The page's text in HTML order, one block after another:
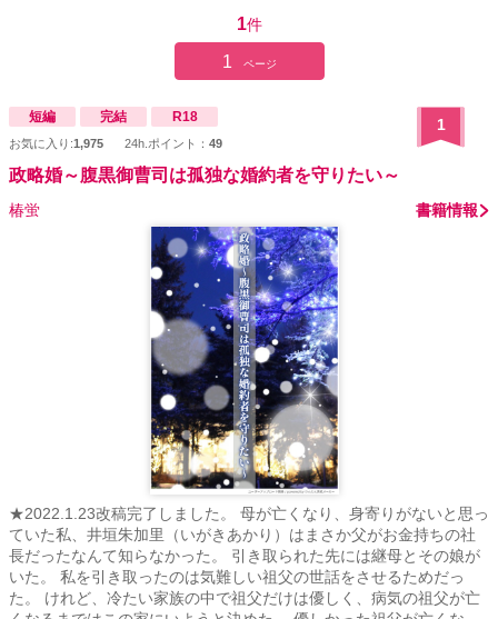
1件
1 ページ
短編 完結 R18
お気に入り:1,975 24h.ポイント： 49
1
政略婚～腹黒御曹司は孤独な婚約者を守りたい～
椿蛍 書籍情報
★2022.1.23改稿完了しました。 母が亡くなり、身寄りがないと思っ
ていた私、井垣朱加里（いがきあかり）はまさか父がお金持ちの社
長だったなんて知らなかった。 引き取られた先には継母とその娘が
いた。 私を引き取ったのは気難しい祖父の世話をさせるためだっ
た。 けれど、冷たい家族の中で祖父だけは優しく、病気の祖父が亡